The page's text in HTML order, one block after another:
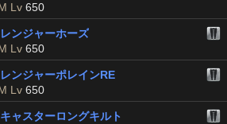
Lv 650
ンジャーホーズ
Lv 650
ンジャーポレインRE
Lv 650
ャスターロングキルト